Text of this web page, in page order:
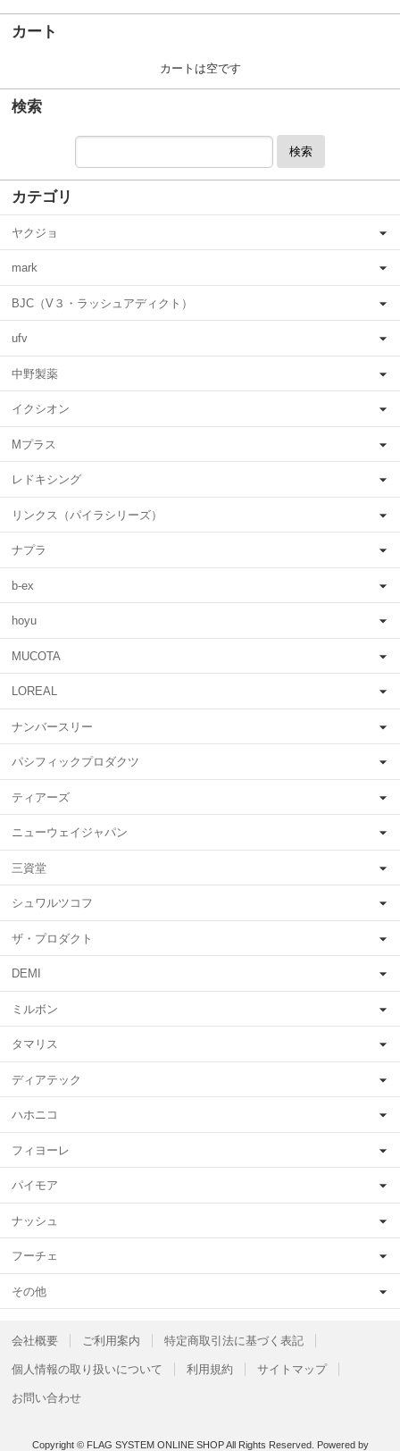
カート
カートは空です
検索
検索
カテゴリ
ヤクジョ
mark
BJC（V３・ラッシュアディクト）
ufv
中野製薬
イクシオン
Mプラス
レドキシング
リンクス（パイラシリーズ）
ナプラ
b-ex
hoyu
MUCOTA
LOREAL
ナンバースリー
パシフィックプロダクツ
ティアーズ
ニューウェイジャパン
三資堂
シュワルツコフ
ザ・プロダクト
DEMI
ミルボン
タマリス
ディアテック
ハホニコ
フィヨーレ
パイモア
ナッシュ
フーチェ
その他
会社概要 ご利用案内 特定商取引法に基づく表記
個人情報の取り扱いについて 利用規約 サイトマップ
お問い合わせ
Copyright © FLAG SYSTEM ONLINE SHOP All Rights Reserved. Powered by